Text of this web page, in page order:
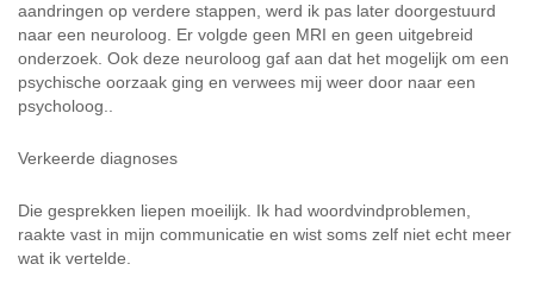
aandringen op verdere stappen, werd ik pas later doorgestuurd
naar een neuroloog. Er volgde geen MRI en geen uitgebreid
onderzoek. Ook deze neuroloog gaf aan dat het mogelijk om een
psychische oorzaak ging en verwees mij weer door naar een
psycholoog..
Verkeerde diagnoses
Die gesprekken liepen moeilijk. Ik had woordvindproblemen,
raakte vast in mijn communicatie en wist soms zelf niet echt meer
wat ik vertelde.